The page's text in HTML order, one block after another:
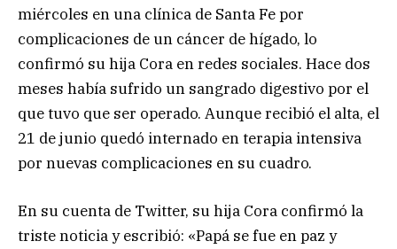
miércoles en una clínica de Santa Fe por
complicaciones de un cáncer de hígado, lo
confirmó su hija Cora en redes sociales. Hace dos
meses había sufrido un sangrado digestivo por el
que tuvo que ser operado. Aunque recibió el alta, el
21 de junio quedó internado en terapia intensiva
por nuevas complicaciones en su cuadro.
En su cuenta de Twitter, su hija Cora confirmó la
triste noticia y escribió: «Papá se fue en paz y